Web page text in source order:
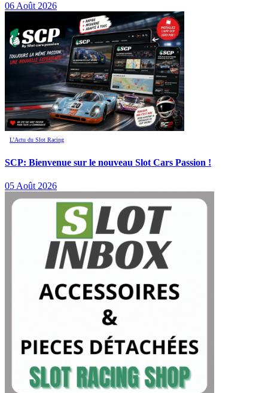
06 Août 2026
L’Actu du Slot Racing
SCP: Bienvenue sur le nouveau Slot Cars Passion !
05 Août 2026